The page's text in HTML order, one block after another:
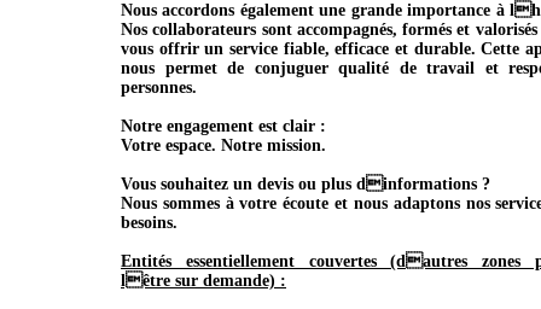
Nous accordons également une grande importance à
Nos collaborateurs sont accompagnés, formés et
vous offrir un service fiable, efficace et durable. Cette
nous permet de conjuguer qualité de travail et
personnes.
Notre engagement est clair :
Votre espace. Notre mission.
Vous souhaitez un devis ou plus dinformations ?
Nous sommes à votre écoute et nous adaptons nos
besoins.
Entités essentiellement couvertes (dautres zones
lêtre sur demande) :